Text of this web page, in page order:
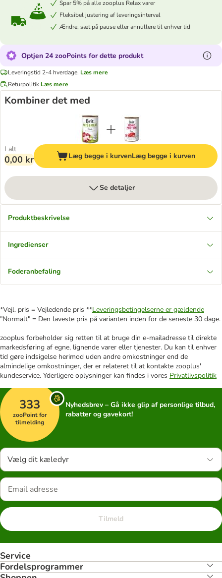
Spar 5% på alle zooplus Relax varer
Fleksibel justering af leveringsinterval
Ændre, sæt på pause eller annullere til enhver tid
Optjen 24 zooPoints for dette produkt
Leveringstid 2-4 hverdage. Læs mere
Returpolitik Læs mere
Kombiner det med
I alt
0,00 kr Læg begge i kurvenLæg begge i kurven
Se detaljer
Produktbeskrivelse
Ingredienser
Foderanbefaling
*Vejl. pris = Vejledende pris **Leveringsbetingelserne er gældende
"Normalt" = Den laveste pris på varianten inden for de seneste 30 dage.
zooplus forbeholder sig retten til at bruge din e-mailadresse til direkte
markedsføring af egne, lignende varer eller tjenester. Du kan til enhver
tid gøre indsigelse herimod uden andre omkostninger end de
almindelige omkostninger, der er relateret til at kontakte zooplus'
kundeservice. Yderligere oplysninger kan findes i vores Privatlivspolitik
333
zooPoint for
tilmelding
Nyhedsbrev – Gå ikke glip af personlige tilbud,
rabatter og gavekort!
Vælg dit kæledyr
Tilmeld
Service
Fordelsprogrammer